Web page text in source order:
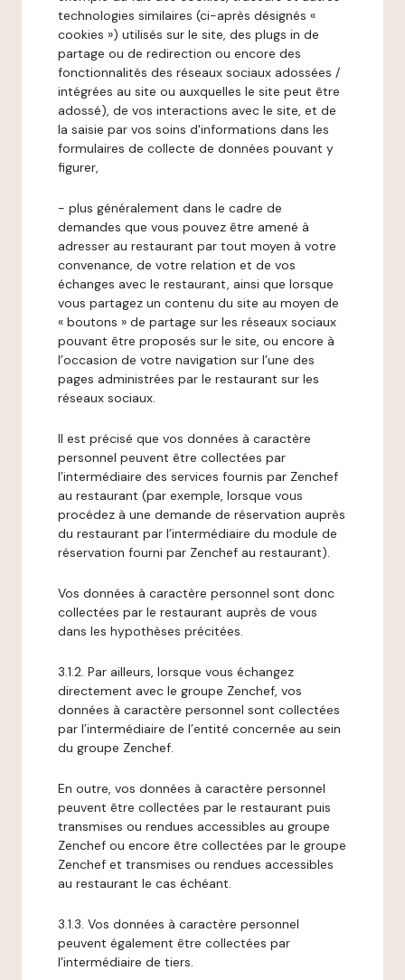
technologies similaires (ci-après désignés «
cookies ») utilisés sur le site, des plugs in de
partage ou de redirection ou encore des
fonctionnalités des réseaux sociaux adossées /
intégrées au site ou auxquelles le site peut être
adossé), de vos interactions avec le site, et de
la saisie par vos soins d'informations dans les
formulaires de collecte de données pouvant y
figurer,
- plus généralement dans le cadre de
demandes que vous pouvez être amené à
adresser au restaurant par tout moyen à votre
convenance, de votre relation et de vos
échanges avec le restaurant, ainsi que lorsque
vous partagez un contenu du site au moyen de
« boutons » de partage sur les réseaux sociaux
pouvant être proposés sur le site, ou encore à
l’occasion de votre navigation sur l’une des
pages administrées par le restaurant sur les
réseaux sociaux.
Il est précisé que vos données à caractère
personnel peuvent être collectées par
l’intermédiaire des services fournis par Zenchef
au restaurant (par exemple, lorsque vous
procédez à une demande de réservation auprès
du restaurant par l’intermédiaire du module de
réservation fourni par Zenchef au restaurant).
Vos données à caractère personnel sont donc
collectées par le restaurant auprès de vous
dans les hypothèses précitées.
3.1.2. Par ailleurs, lorsque vous échangez
directement avec le groupe Zenchef, vos
données à caractère personnel sont collectées
par l’intermédiaire de l’entité concernée au sein
du groupe Zenchef.
En outre, vos données à caractère personnel
peuvent être collectées par le restaurant puis
transmises ou rendues accessibles au groupe
Zenchef ou encore être collectées par le groupe
Zenchef et transmises ou rendues accessibles
au restaurant le cas échéant.
3.1.3. Vos données à caractère personnel
peuvent également être collectées par
l’intermédiaire de tiers.